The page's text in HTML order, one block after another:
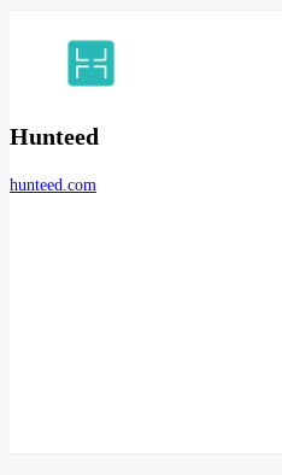
Hunteed
hunteed.com